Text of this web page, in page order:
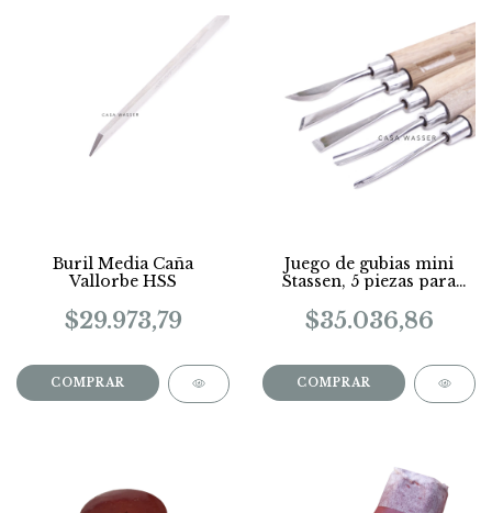
Buril Media Caña
Vallorbe HSS
$29.973,79
COMPRAR
Juego de gubias mini
Stassen, 5 piezas para
buena calidad
$35.036,86